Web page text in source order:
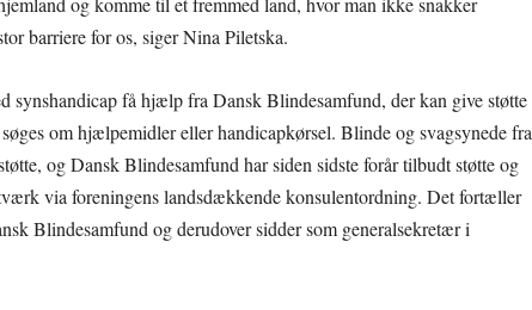
barriere for os, siger Nina Piletska.
synshandicap få hjælp fra Dansk Blindesamfund, der kan give støtte
om hjælpemidler eller handicapkørsel. Blinde og svagsynede fra
og Dansk Blindesamfund har siden sidste forår tilbudt støtte og
via foreningens landsdækkende konsulentordning. Det fortæller
Blindesamfund og derudover sidder som generalsekretær i